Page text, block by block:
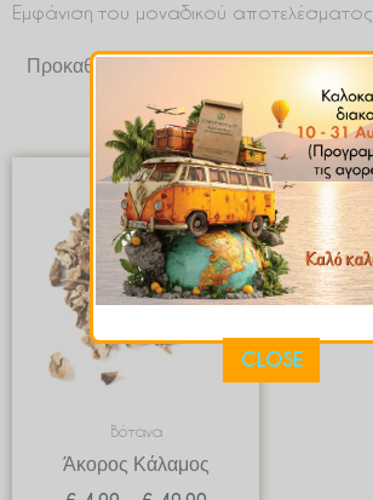
Εμφάνιση του μοναδικού αποτελέσματος
Βότανα
Άκορος Κάλαμος
Price
range:
€ 4.99
through
€ 49.90
CLOSE